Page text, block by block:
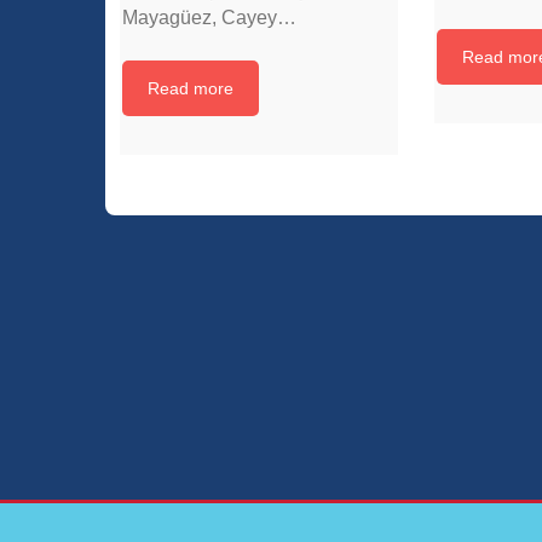
Mayagüez, Cayey…
Read more
Read